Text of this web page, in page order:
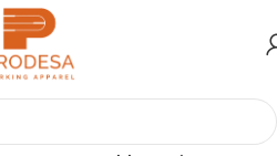
Παντελόνια εργασίας